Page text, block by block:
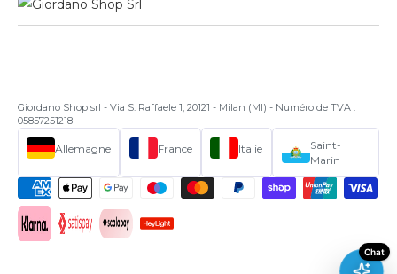
Giordano Shop srl - Via S. Raffaele 1, 20121 - Milan (MI) - Numéro de TVA :
05857251218
Allemagne France Italie
Saint-
Marin